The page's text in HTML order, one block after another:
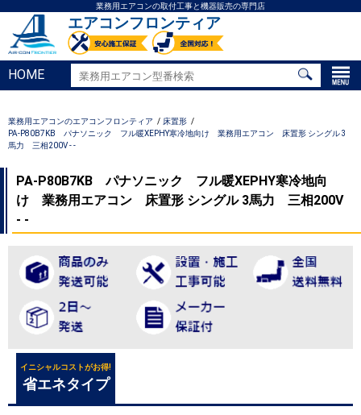
業務用エアコンの取付工事と機器販売の専門店
エアコンフロンティア
HOME
業務用エアコンのエアコンフロンティア
床置形
PA-P80B7KB パナソニック フル暖XEPHY寒冷地向け 業務用エアコン 床置形 シングル 3
馬力 三相200V - -
PA-P80B7KB パナソニック フル暖XEPHY寒冷地向
け 業務用エアコン 床置形 シングル 3馬力 三相200V
- -
イニシャルコストがお得!
省エネタイプ